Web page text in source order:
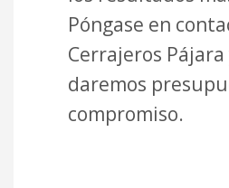
Póngase en
Cerrajeros Pájara
daremos
compromiso.